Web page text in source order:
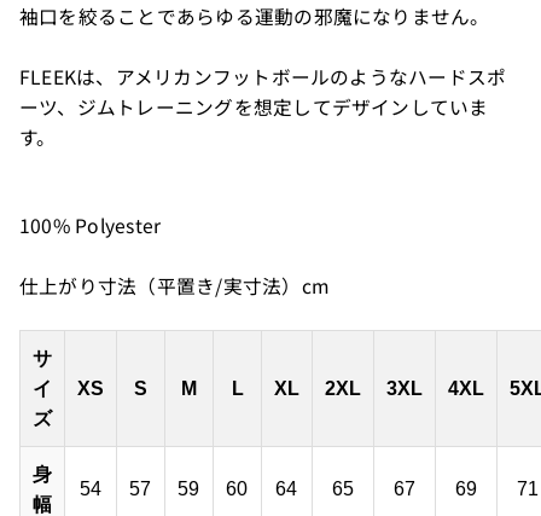
袖口を絞ることであらゆる運動の邪魔になりません。
FLEEKは、アメリカンフットボールのようなハードスポ
ーツ、ジムトレーニングを想定してデザインしていま
す。
100% Polyester
仕上がり寸法（平置き/実寸法）cm
サ
イ
ズ
XS S M L XL 2XL 3XL 4XL
身
幅
54 57 59 60 64 65 67 69 71